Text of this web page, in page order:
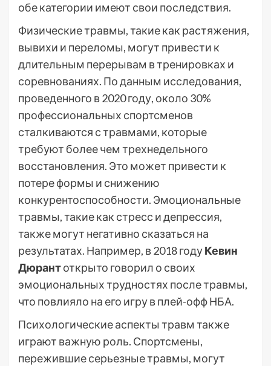
обе категории имеют свои последствия.
Физические травмы, такие как растяжения,
вывихи и переломы, могут привести к
длительным перерывам в тренировках и
соревнованиях. По данным исследования,
проведенного в 2020 году, около 30%
профессиональных спортсменов
сталкиваются с травмами, которые
требуют более чем трехнедельного
восстановления. Это может привести к
потере формы и снижению
конкурентоспособности. Эмоциональные
травмы, такие как стресс и депрессия,
также могут негативно сказаться на
результатах. Например, в 2018 годуКевин
Дюрантоткрыто говорил о своих
эмоциональных трудностях после травмы,
что повлияло на его игру в плей-офф НБА.
Психологические аспекты травм также
играют важную роль. Спортсмены,
пережившие серьезные травмы, могут